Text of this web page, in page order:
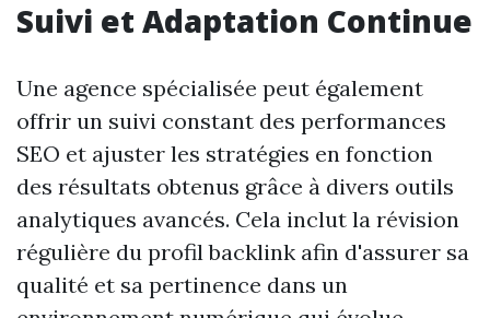
Suivi et Adaptation Continue
Une agence spécialisée peut également
offrir un suivi constant des performances
SEO et ajuster les stratégies en fonction
des résultats obtenus grâce à divers outils
analytiques avancés. Cela inclut la révision
régulière du profil backlink afin d'assurer sa
qualité et sa pertinence dans un